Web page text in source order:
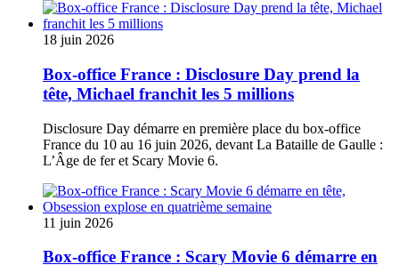
18 juin 2026
Box-office France : Disclosure Day prend la
tête, Michael franchit les 5 millions
Disclosure Day démarre en première place du box-office
France du 10 au 16 juin 2026, devant La Bataille de Gaulle :
L’Âge de fer et Scary Movie 6.
11 juin 2026
Box-office France : Scary Movie 6 démarre en